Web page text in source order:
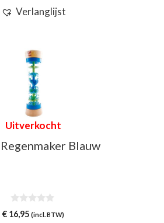
Verlanglijst
Uitverkocht
Blauw
0
v
€ 16,95 (incl. BTW)